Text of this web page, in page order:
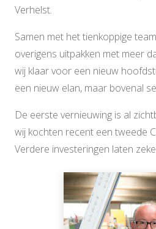
Verhelst.
Samen met het tienkoppige
overigens uitpakken met meer
wij klaar voor een nieuw
een nieuw elan, maar bovenal
De eerste vernieuwing is al
wij kochten recent een tweede
Verdere investeringen laten